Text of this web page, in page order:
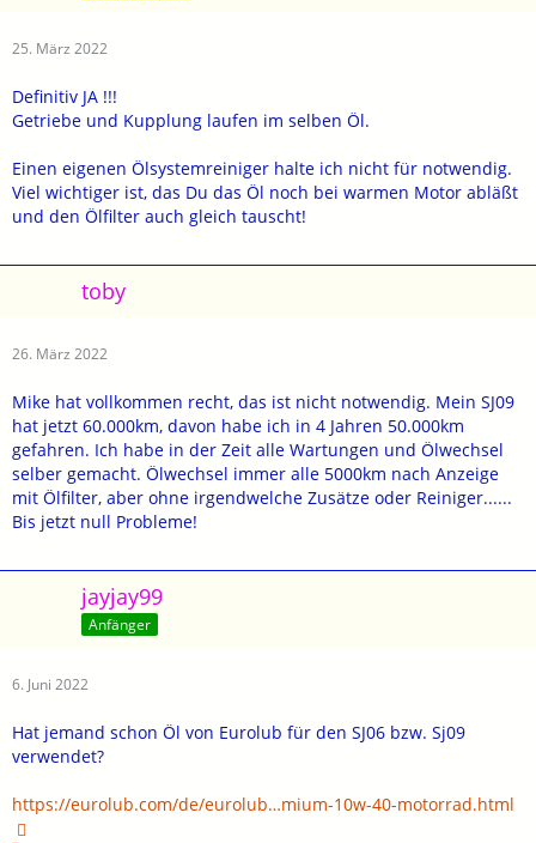
25. März 2022
Definitiv JA !!!
Getriebe und Kupplung laufen im selben Öl.
Einen eigenen Ölsystemreiniger halte ich nicht für notwendig.
Viel wichtiger ist, das Du das Öl noch bei warmen Motor abläßt
und den Ölfilter auch gleich tauscht!
toby
26. März 2022
Mike hat vollkommen recht, das ist nicht notwendig. Mein SJ09
hat jetzt 60.000km, davon habe ich in 4 Jahren 50.000km
gefahren. Ich habe in der Zeit alle Wartungen und Ölwechsel
selber gemacht. Ölwechsel immer alle 5000km nach Anzeige
mit Ölfilter, aber ohne irgendwelche Zusätze oder Reiniger......
Bis jetzt null Probleme!
jayjay99
Anfänger
6. Juni 2022
Hat jemand schon Öl von Eurolub für den SJ06 bzw. Sj09
verwendet?
https://eurolub.com/de/eurolub…mium-10w-40-motorrad.html